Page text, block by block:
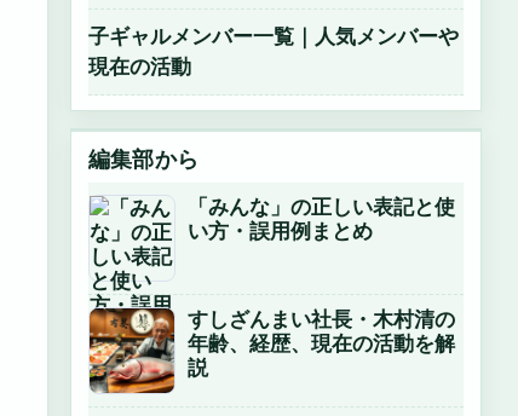
子ギャルメンバー一覧｜人気メンバーや
現在の活動
編集部から
「みんな」の正しい表記と使
い方・誤用例まとめ
すしざんまい社長・木村清の
年齢、経歴、現在の活動を解
説